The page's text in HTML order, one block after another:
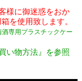
様に御迷惑をおか
を使用致します。
酒専用プラスチックケー
い物方法』を参照